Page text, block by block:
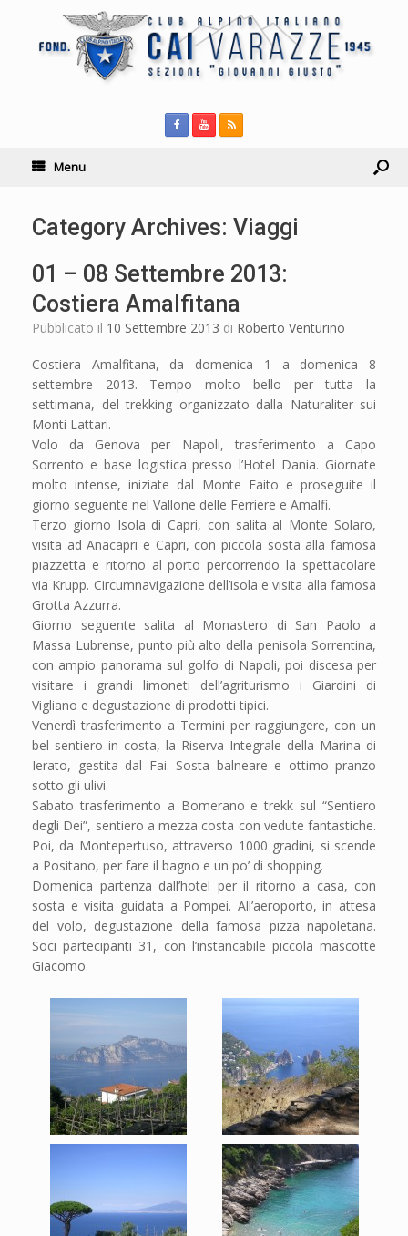
Menu
Category Archives: Viaggi
01 – 08 Settembre 2013:
Costiera Amalfitana
Pubblicato il 10 Settembre 2013 di Roberto Venturino
Costiera Amalfitana, da domenica 1 a domenica 8
settembre 2013. Tempo molto bello per tutta la
settimana, del trekking organizzato dalla Naturaliter sui
Monti Lattari.
Volo da Genova per Napoli, trasferimento a Capo
Sorrento e base logistica presso l’Hotel Dania. Giornate
molto intense, iniziate dal Monte Faito e proseguite il
giorno seguente nel Vallone delle Ferriere e Amalfi.
Terzo giorno Isola di Capri, con salita al Monte Solaro,
visita ad Anacapri e Capri, con piccola sosta alla famosa
piazzetta e ritorno al porto percorrendo la spettacolare
via Krupp. Circumnavigazione dell’isola e visita alla famosa
Grotta Azzurra.
Giorno seguente salita al Monastero di San Paolo a
Massa Lubrense, punto più alto della penisola Sorrentina,
con ampio panorama sul golfo di Napoli, poi discesa per
visitare i grandi limoneti dell’agriturismo i Giardini di
Vigliano e degustazione di prodotti tipici.
Venerdì trasferimento a Termini per raggiungere, con un
bel sentiero in costa, la Riserva Integrale della Marina di
Ierato, gestita dal Fai. Sosta balneare e ottimo pranzo
sotto gli ulivi.
Sabato trasferimento a Bomerano e trekk sul “Sentiero
degli Dei”, sentiero a mezza costa con vedute fantastiche.
Poi, da Montepertuso, attraverso 1000 gradini, si scende
a Positano, per fare il bagno e un po’ di shopping.
Domenica partenza dall’hotel per il ritorno a casa, con
sosta e visita guidata a Pompei. All’aeroporto, in attesa
del volo, degustazione della famosa pizza napoletana.
Soci partecipanti 31, con l’instancabile piccola mascotte
Giacomo.